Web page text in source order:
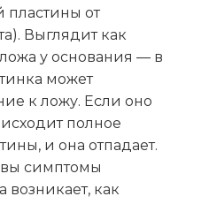
пластины от
Выглядит как
у основания — в
может
к ложу. Если оно
полное
и она отпадает.
симптомы
возникает, как